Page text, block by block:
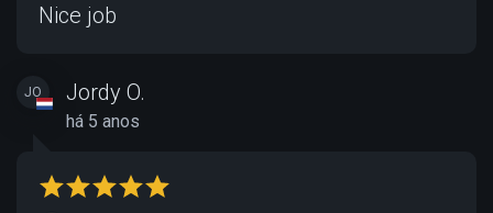
Nice job
JO Jordy O.
há 5 anos